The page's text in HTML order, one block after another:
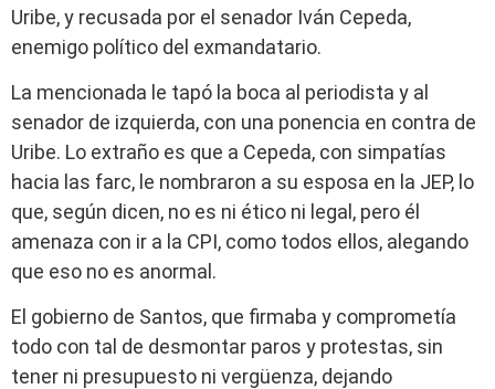
Uribe, y recusada por el senador Iván Cepeda,
enemigo político del exmandatario.
La mencionada le tapó la boca al periodista y al
senador de izquierda, con una ponencia en contra de
Uribe. Lo extraño es que a Cepeda, con simpatías
hacia las farc, le nombraron a su esposa en la JEP, lo
que, según dicen, no es ni ético ni legal, pero él
amenaza con ir a la CPI, como todos ellos, alegando
que eso no es anormal.
El gobierno de Santos, que firmaba y comprometía
todo con tal de desmontar paros y protestas, sin
tener ni presupuesto ni vergüenza, dejando